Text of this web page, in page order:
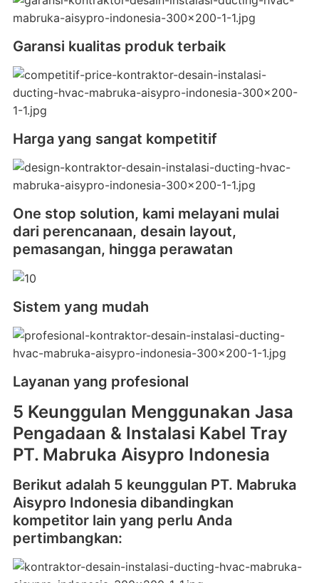
Garansi kualitas produk terbaik
Harga yang sangat kompetitif
One stop solution, kami melayani mulai
dari perencanaan, desain layout,
pemasangan, hingga perawatan
Sistem yang mudah
Layanan yang profesional
5 Keunggulan Menggunakan Jasa
Pengadaan & Instalasi Kabel Tray
PT. Mabruka Aisypro Indonesia
Berikut adalah 5 keunggulan PT. Mabruka
Aisypro Indonesia dibandingkan
kompetitor lain yang perlu Anda
pertimbangkan: